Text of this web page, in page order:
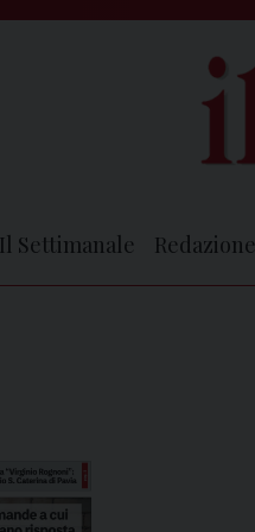
Il Settimanale Redazione